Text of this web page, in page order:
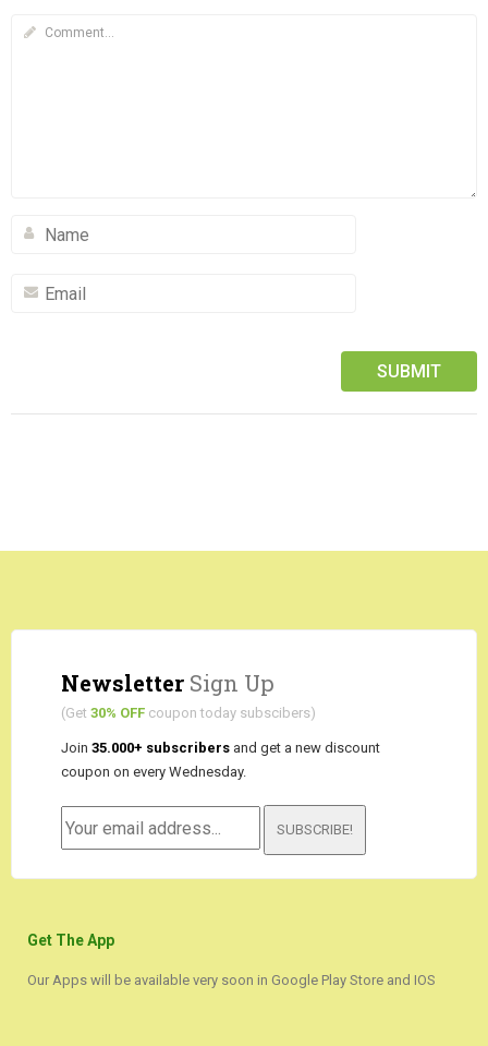
Newsletter Sign Up
(Get 30% OFF coupon today subscibers)
Join 35.000+ subscribers and get a new discount
coupon on every Wednesday.
SUBSCRIBE!
Get The App
Our Apps will be available very soon in Google Play Store and IOS